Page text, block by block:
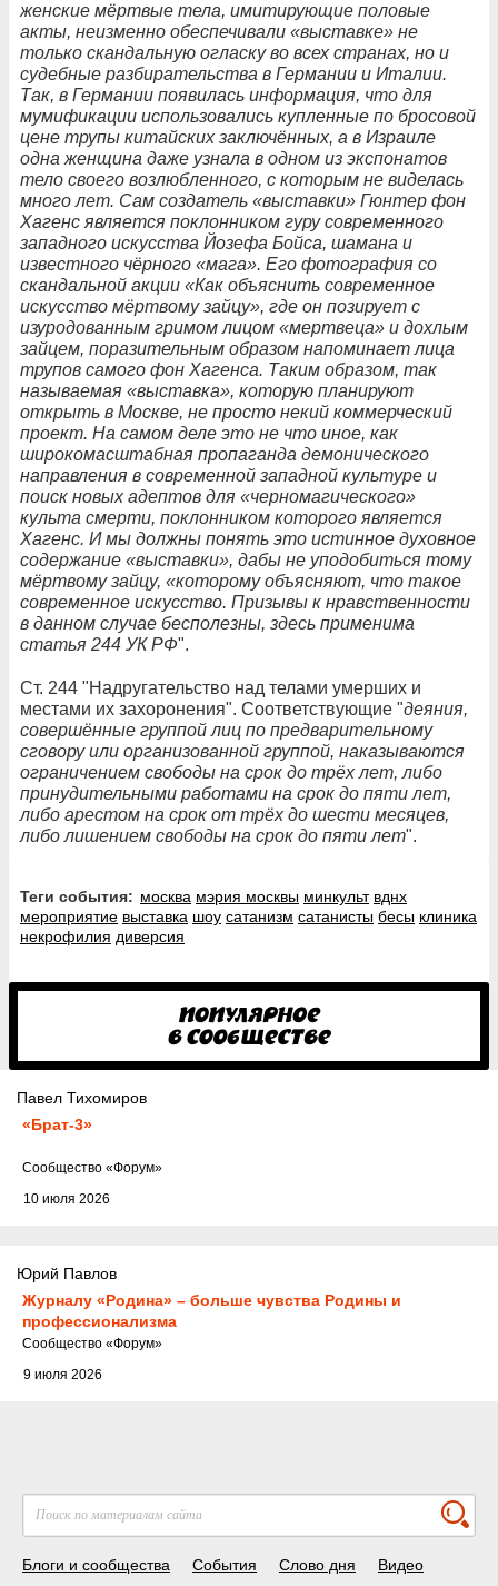
женские мёртвые тела, имитирующие половые
акты, неизменно обеспечивали «выставке» не
только скандальную огласку во всех странах, но и
судебные разбирательства в Германии и Италии.
Так, в Германии появилась информация, что для
мумификации использовались купленные по бросовой
цене трупы китайских заключённых, а в Израиле
одна женщина даже узнала в одном из экспонатов
тело своего возлюбленного, с которым не виделась
много лет. Сам создатель «выставки» Гюнтер фон
Хагенс является поклонником гуру современного
западного искусства Йозефа Бойса, шамана и
известного чёрного «мага». Его фотография со
скандальной акции «Как объяснить современное
искусство мёртвому зайцу», где он позирует с
изуродованным гримом лицом «мертвеца» и дохлым
зайцем, поразительным образом напоминает лица
трупов самого фон Хагенса. Таким образом, так
называемая «выставка», которую планируют
открыть в Москве, не просто некий коммерческий
проект. На самом деле это не что иное, как
широкомасштабная пропаганда демонического
направления в современной западной культуре и
поиск новых адептов для «черномагического»
культа смерти, поклонником которого является
Хагенс. И мы должны понять это истинное духовное
содержание «выставки», дабы не уподобиться тому
мёртвому зайцу, «которому объясняют, что такое
современное искусство. Призывы к нравственности
в данном случае бесполезны, здесь применима
статья 244 УК РФ".
Ст. 244 "Надругательство над телами умерших и
местами их захоронения". Соответствующие "деяния,
совершённые группой лиц по предварительному
сговору или организованной группой, наказываются
ограничением свободы на срок до трёх лет, либо
принудительными работами на срок до пяти лет,
либо арестом на срок от трёх до шести месяцев,
либо лишением свободы на срок до пяти лет".
Теги события: москва мэрия москвы минкульт вднх
мероприятие выставка шоу сатанизм сатанисты бесы клиника
некрофилия диверсия
Павел Тихомиров
«Брат-3»
10 июля 2026
Cообщество «Форум»
Юрий Павлов
Журналу «Родина» – больше чувства Родины и
профессионализма
9 июля 2026
Cообщество «Форум»
Блоги и сообщества События Слово дня Видео